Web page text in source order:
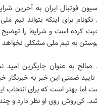
فوتبال ایران به آخرین
برای اینکه بتواند تیم
کرده است و شرایط را توضیح
به تیم ملی مشکلی
به عنوان جایگزین
تایید ضمنی این خبر به
بهتر است که برای انتخاب
کی‌روش روی او نظر دارد و